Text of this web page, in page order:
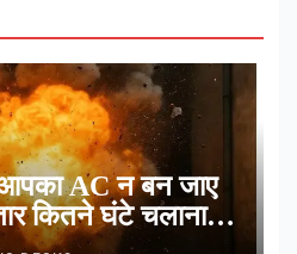
आपका AC न बन जाए
कितने घंटे चलाना है